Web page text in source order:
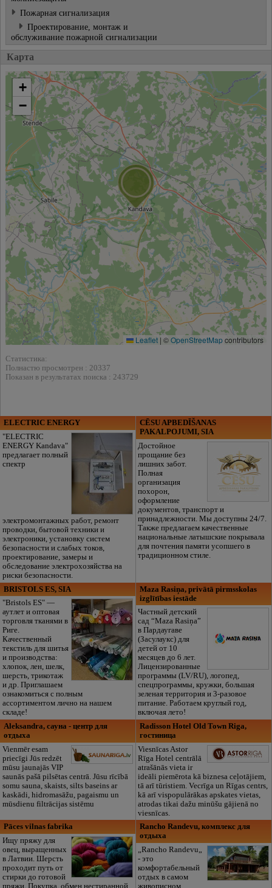
Пожарная сигнализация
Проектирование, монтаж и
обслуживание пожарной сигнализации
Карта
+
−
Leaflet | ©OpenStreetMapcontributors
Статистика:
Полнастю просмотрен : 20337
Показан в результатах поиска : 243729
ELECTRIC ENERGY
"ELECTRIC
ENERGY Kandava"
предлагает полный
спектр
электромонтажных работ, ремонт
проводки, бытовой техники и
электроники, установку систем
безопасности и слабых токов,
проектирование, замеры и
обследование электрохозяйства на
риски безопасности.
CĒSU APBEDĪŠANAS
PAKALPOJUMI, SIA
Достойное
прощание без
лишних забот.
Полная
организация
похорон,
оформление
документов, транспорт и
принадлежности. Мы доступны 24/7.
Также предлагаем качественные
национальные латышские покрывала
для почтения памяти усопшего в
традиционном стиле.
BRISTOLS ES, SIA
"Bristols ES" —
аутлет и оптовая
торговля тканями в
Риге.
Качественный
текстиль для шитья
и производства:
хлопок, лен, шелк,
шерсть, трикотаж
и др. Приглашаем
ознакомиться с полным
ассортиментом лично на нашем
складе!
Maza Rasiņa, privātā pirmsskolas
izglītības iestāde
Частный детский
сад “Maza Rasiņa”
в Пардаугаве
(Засулаукс) для
детей от 10
месяцев до 6 лет.
Лицензированные
программы (LV/RU), логопед,
спецпрограммы, кружки, большая
зеленая территория и 3-разовое
питание. Работаем круглый год,
включая лето!
Aleksandra, сауна - центр для
отдыха
Vienmēr esam
priecīgi Jūs redzēt
mūsu jaunajās VIP
saunās pašā pilsētas centrā. Jūsu rīcībā
somu sauna, skaists, silts baseins ar
kaskādi, hidromasāžu, pagaismu un
mūsdienu filtrācijas sistēmu
Radisson Hotel Old Town Riga,
гостиница
Viesnīcas Astor
Rīga Hotel centrālā
atrašānās vieta ir
ideāli piemērota kā biznesa ceļotājiem,
tā arī tūristiem. Vecrīga un Rīgas centrs,
kā arī vispopulārākas apskates vietas,
atrodas tikai dažu minūšu gājienā no
viesnīcas.
Pāces vilnas fabrika
Ищу пряжу для
овец, выращенных
в Латвии. Шерсть
проходит путь от
стирки до готовой
пряжи. Покупка, обмен нестиранной
Rancho Randevu, комплекс для
отдыха
„Rancho Randevu„
- это
комфортабельный
отдых в самом
живописном